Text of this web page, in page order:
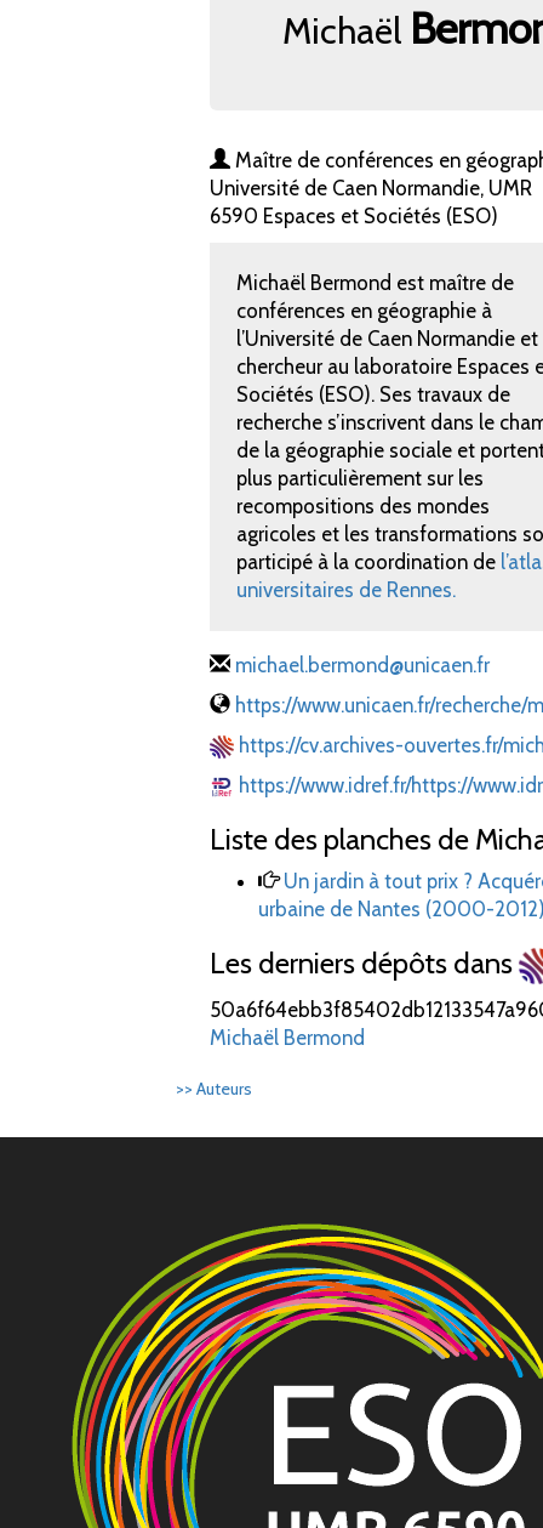
Michaël
Maître de conférences en
Université de Caen Normandie, UMR
6590 Espaces et Sociétés (ESO)
Michaël Bermond est maître de
conférences en géographie à
l’Université de Caen Normandie et
chercheur au laboratoire Espaces
Sociétés (ESO). Ses travaux de
recherche s’inscrivent dans le
de la géographie sociale et
plus particulièrement sur les
recompositions des mondes
agricoles et les transformations
participé à la coordination de
universitaires de Rennes.
michael.bermond@unicaen.fr
https://www.unicaen.fr/recherche/
https://cv.archives-ouvertes.fr/
https://www.idref.fr/https://
Liste des planches de
Un jardin à tout prix ?
urbaine de Nantes (2000-
Les derniers dépôts dans
Michaël Bermond
>> Auteurs